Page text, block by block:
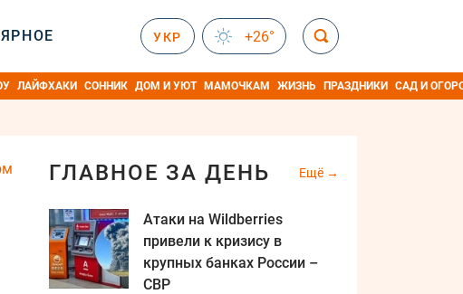
УКР +26°
ЛАЙФХАКИ СОННИК ДОМ И УЮТ МАМОЧКАМ ЖИЗНЬ ПРАЗДНИКИ САД И
ГЛАВНОЕ ЗА ДЕНЬ Ещё
Атаки на Wildberries
привели к кризису в
крупных банках России –
СВР